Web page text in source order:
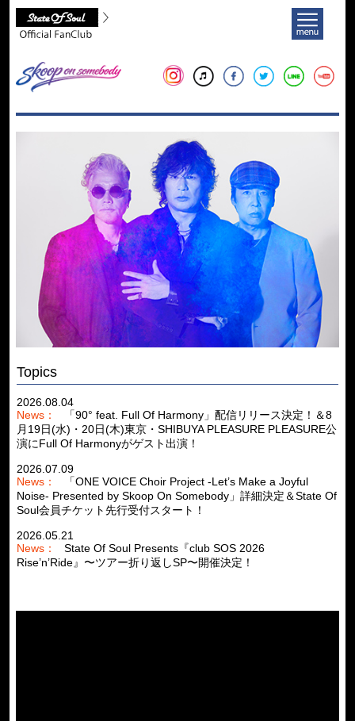
Skoop On Somebody Official Fan Club
Skoop On Somebody
Media
Discography
Biography
Diary
Goods
Instagram
iTunesfacebook
twitter LINE
Topics
2026.08.04
News：
「90° feat. Full Of Harmony」配信リリース決定！＆8
月19日(水)・20日(木)東京・SHIBUYA PLEASURE PLEASURE公
演にFull Of Harmonyがゲスト出演！
2026.07.09
News：
「ONE VOICE Choir Project -Let’s Make a Joyful
Noise- Presented by Skoop On Somebody」詳細決定＆State Of
Soul会員チケット先行受付スタート！
2026.05.21
News：
State Of Soul Presents『club SOS 2026
Rise’n’Ride』〜ツアー折り返しSP〜開催決定！